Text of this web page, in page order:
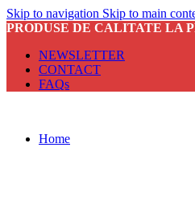
Skip to navigation Skip to main
PRODUSE DE CALITATE LA
NEWSLETTER
CONTACT
FAQs
Home